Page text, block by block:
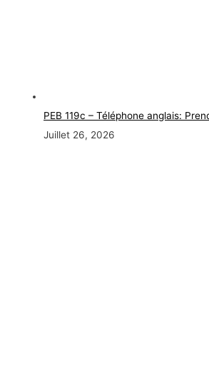
PEB 119c – Téléphone anglais:
Juillet 26, 2026